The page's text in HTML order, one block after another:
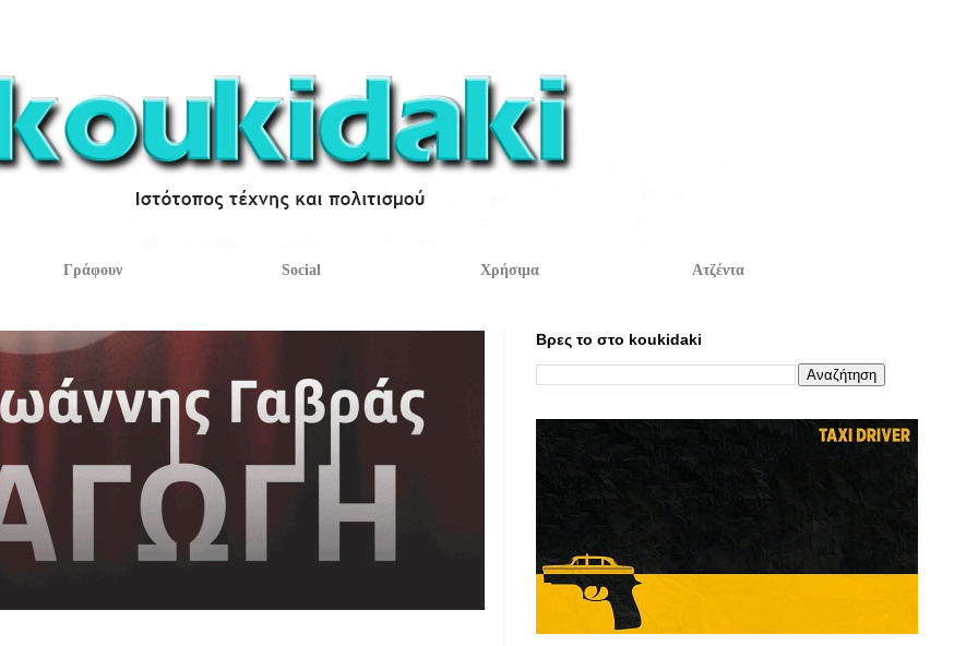
Γράφουν Social Χρήσιμα Ατζέντα
Βρες το στο koukidaki